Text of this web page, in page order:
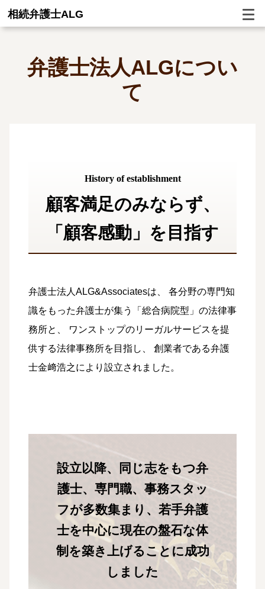
相続弁護士ALG
弁護士法人ALGについ
て
History of establishment
顧客満足のみならず、
「顧客感動」を目指す
弁護士法人ALG&Associatesは、
各分野の専門知
識をもった弁護士が集う「総合病院型」の法律事
務所と、
ワンストップのリーガルサービスを提
供する法律事務所を目指し、
創業者である弁護
士金﨑浩之により設立されました。
設立以降、同じ志をもつ弁
護士、専門職、事務スタッ
フが多数集まり、 若手弁護
士を中心に現在の盤石な体
制を築き上げることに成功
しました